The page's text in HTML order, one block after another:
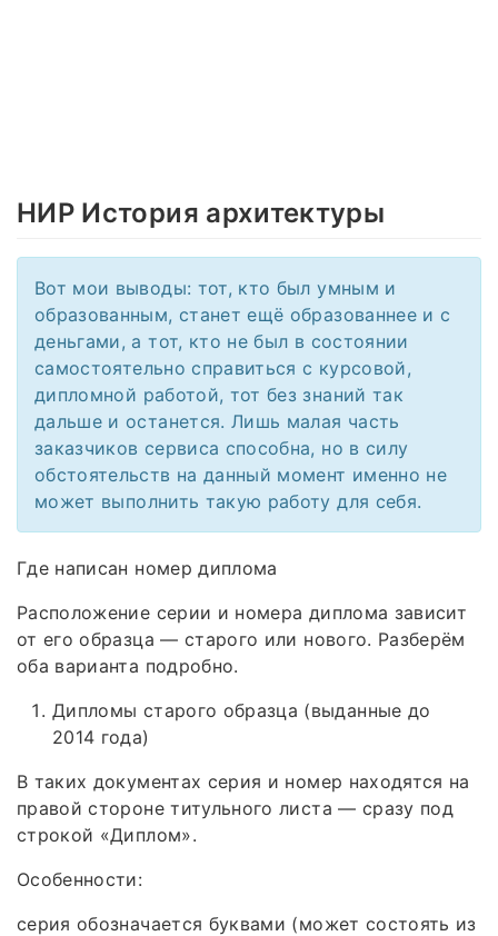
НИР История архитектуры
Вот мои выводы: тот, кто был умным и
образованным, станет ещё образованнее и с
деньгами, а тот, кто не был в состоянии
самостоятельно справиться с курсовой,
дипломной работой, тот без знаний так
дальше и останется. Лишь малая часть
заказчиков сервиса способна, но в силу
обстоятельств на данный момент именно не
может выполнить такую работу для себя.
Где написан номер диплома
Расположение серии и номера диплома зависит
от его образца — старого или нового. Разберём
оба варианта подробно.
Дипломы старого образца (выданные до
2014 года)
В таких документах серия и номер находятся на
правой стороне титульного листа — сразу под
строкой «Диплом».
Особенности:
серия обозначается буквами (может состоять из